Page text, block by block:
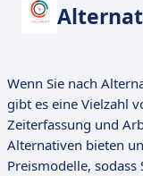
Wenn Sie nach
gibt es eine Vielzahl
Zeiterfassung und
Alternativen bieten
Preismodelle,